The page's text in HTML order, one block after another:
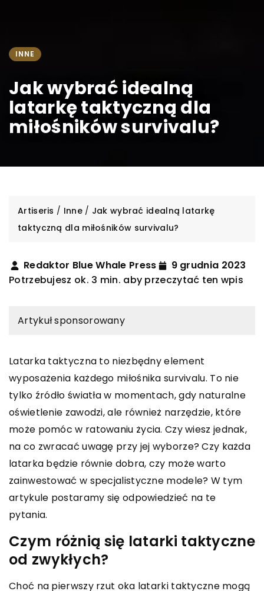
INNE
Jak wybrać idealną
latarkę taktyczną dla
miłośników survivalu?
Artiseris / Inne/ Jak wybrać idealną latarkę
taktyczną dla miłośników survivalu?
Redaktor Blue Whale Press
9 grudnia 2023
Potrzebujesz ok. 3 min. aby przeczytać ten wpis
Artykuł sponsorowany
Latarka taktyczna to niezbędny element
wyposażenia każdego miłośnika survivalu. To nie
tylko źródło światła w momentach, gdy naturalne
oświetlenie zawodzi, ale również narzędzie, które
może pomóc w ratowaniu życia. Czy wiesz jednak,
na co zwracać uwagę przy jej wyborze? Czy każda
latarka będzie równie dobra, czy może warto
zainwestować w specjalistyczne modele? W tym
artykule postaramy się odpowiedzieć na te
pytania.
Czym różnią się latarki taktyczne
od zwykłych?
Choć na pierwszy rzut oka latarki taktyczne mogą